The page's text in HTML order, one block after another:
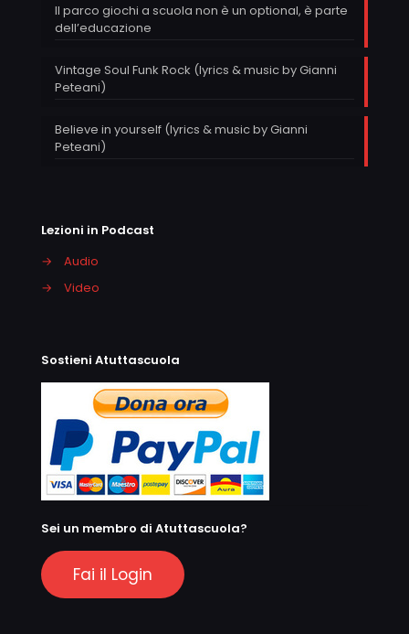
Il parco giochi a scuola non è un optional, è parte
dell’educazione
Vintage Soul Funk Rock (lyrics & music by Gianni
Peteani)
Believe in yourself (lyrics & music by Gianni
Peteani)
Lezioni in Podcast
→
Audio
→
Video
Sostieni Atuttascuola
Sei un membro di Atuttascuola?
Fai il Login